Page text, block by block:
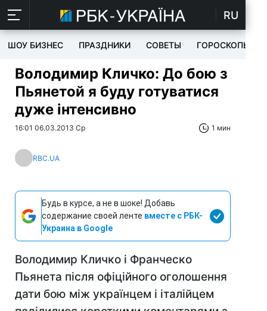
RU
ШОУ БИЗНЕС ПРАЗДНИКИ СОВЕТЫ ГОРОСКОПЫ
Володимир Кличко: До бою з
Пьянетой я буду готуватися
дуже інтенсивно
16:01 06.03.2013 Ср 1 мин
RBC.UA
Будь в курсе, а не в шоке! Добавь
содержание своей ленте вместе с РБК-
Украина в Google
Володимир Кличко і Франческо
Пьянета після офіційного оголошення
дати бою між українцем і італійцем